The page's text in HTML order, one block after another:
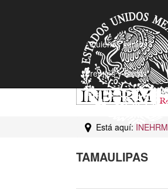
¿Quiénes somos?
Premios y Becas
Está aquí: INEHRM
TAMAULIPAS